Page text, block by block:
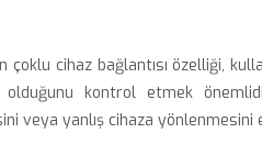
cihaz bağlantısı özelliği,
kontrol etmek
veya yanlış cihaza yönlenmesini